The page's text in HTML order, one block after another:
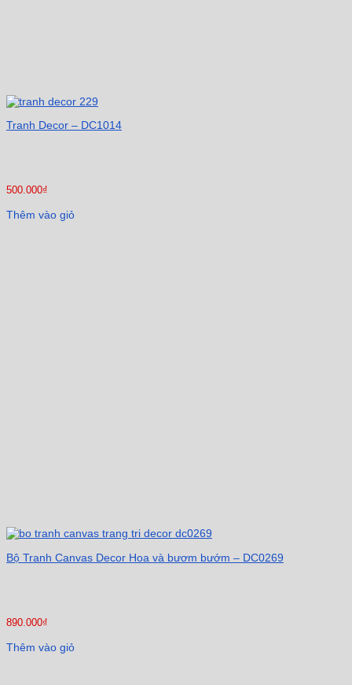
Tranh Decor – DC1014
500.000₫
Thêm vào giỏ
Bộ Tranh Canvas Decor Hoa và bươm bướm – DC0269
890.000₫
Thêm vào giỏ